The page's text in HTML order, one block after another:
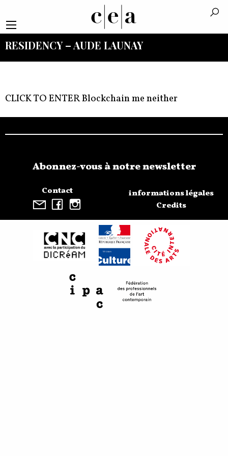
RESIDENCY – AUDE LAUNAY
CLICK TO ENTER Blockchain me neither
Contact
Abonnez-vous à notre newsletter
informations légales
Credits